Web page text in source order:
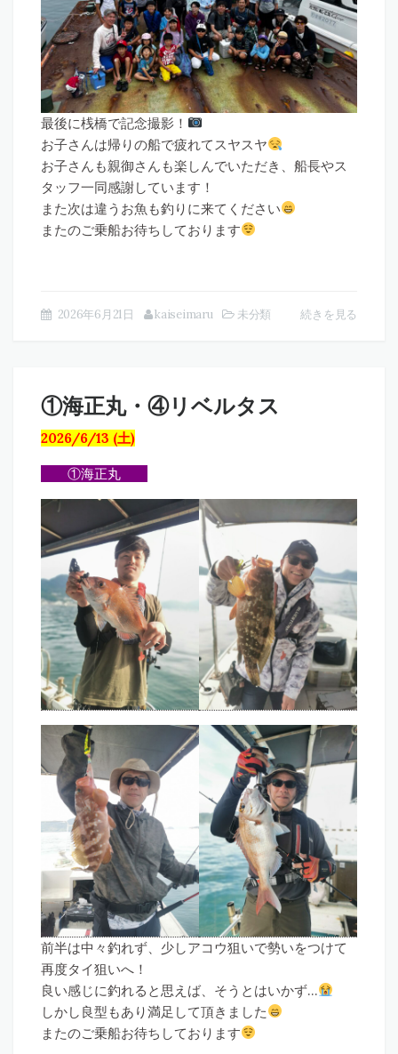
最後に桟橋で記念撮影！
お子さんは帰りの船で疲れてスヤスヤ
お子さんも親御さんも楽しんでいただき、船長やス
タッフ一同感謝しています！
また次は違うお魚も釣りに来てください
またのご乗船お待ちしております
2026年6月21日 kaiseimaru 未分類 続きを見る
①海正丸・④リベルタス
2026/6/13 (土)
①海正丸
前半は中々釣れず、少しアコウ狙いで勢いをつけて
再度タイ狙いへ！
良い感じに釣れると思えば、そうとはいかず…
しかし良型もあり満足して頂きました
またのご乗船お待ちしております